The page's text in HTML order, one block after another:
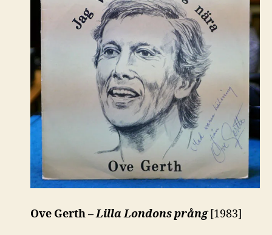
Ove Gerth –Lilla Londons prång[1983]